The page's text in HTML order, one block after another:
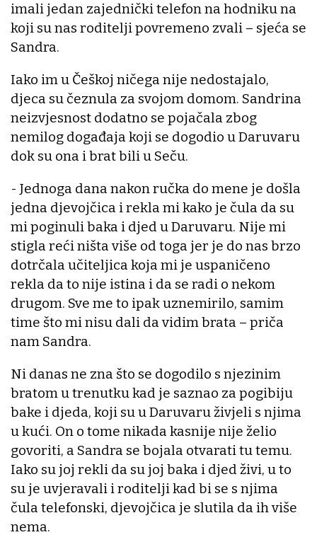
imali jedan zajednički telefon na hodniku na
koji su nas roditelji povremeno zvali – sjeća se
Sandra.
Iako im u Češkoj ničega nije nedostajalo,
djeca su čeznula za svojom domom. Sandrina
neizvjesnost dodatno se pojačala zbog
nemilog događaja koji se dogodio u Daruvaru
dok su ona i brat bili u Seču.
- Jednoga dana nakon ručka do mene je došla
jedna djevojčica i rekla mi kako je čula da su
mi poginuli baka i djed u Daruvaru. Nije mi
stigla reći ništa više od toga jer je do nas brzo
dotrčala učiteljica koja mi je uspaničeno
rekla da to nije istina i da se radi o nekom
drugom. Sve me to ipak uznemirilo, samim
time što mi nisu dali da vidim brata – priča
nam Sandra.
Ni danas ne zna što se dogodilo s njezinim
bratom u trenutku kad je saznao za pogibiju
bake i djeda, koji su u Daruvaru živjeli s njima
u kući. On o tome nikada kasnije nije želio
govoriti, a Sandra se bojala otvarati tu temu.
Iako su joj rekli da su joj baka i djed živi, u to
su je uvjeravali i roditelji kad bi se s njima
čula telefonski, djevojčica je slutila da ih više
nema.